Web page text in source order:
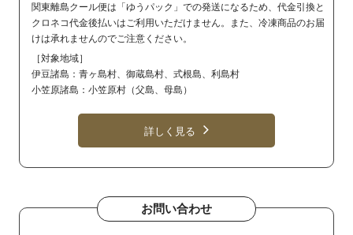
関東離島クール便は「ゆうパック」での発送になるため、代金引換と
クロネコ代金後払いはご利用いただけません。また、冷凍商品のお届
けは承れませんのでご注意ください。
［対象地域］
伊豆諸島：青ヶ島村、御蔵島村、式根島、利島村
小笠原諸島：小笠原村（父島、母島）
詳しく見る
お問い合わせ